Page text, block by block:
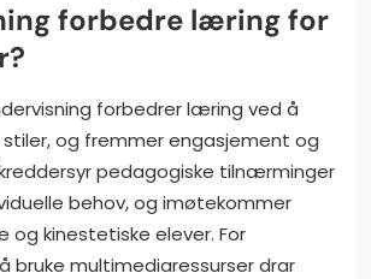
forbedre læring for
forbedrer læring ved å
stiler, og fremmer engasjement og
pedagogiske tilnærminger
behov, og imøtekommer
og kinestetiske elever. For
bruke multimediaressurser drar